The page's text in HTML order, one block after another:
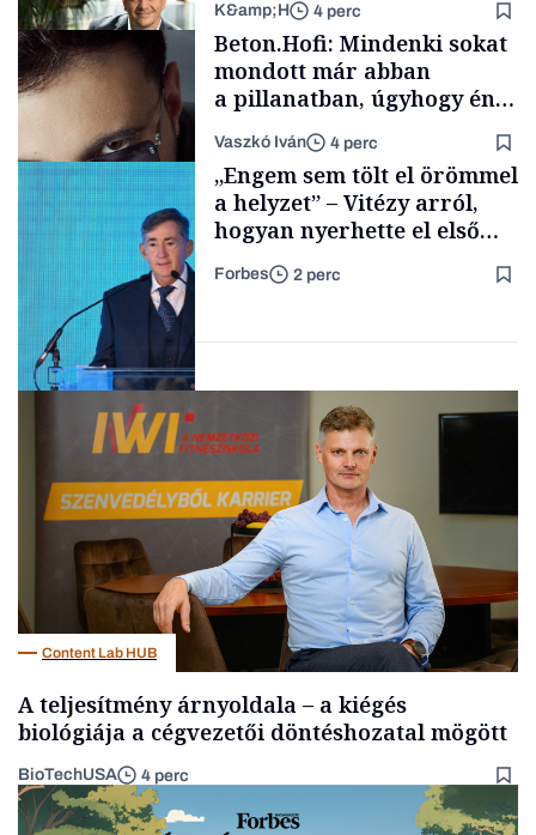
Energia
TÁMOGATÓI
TARTALOM
K&amp;H 4 perc
Forbes-sztori
Beton.Hofi: Mindenki sokat
mondott már abban
a pillanatban, úgyhogy én
a legsarkosabb
gondolataimat akartam
kimondani
Vaszkó Iván 4 perc
Elszámoltatás
„Engem sem tölt el örömmel
a helyzet” – Vitézy arról,
hogyan nyerhette el első
tenderét Mészárosék cége a
Tisza-kormány alatt
Forbes 2 perc
Content Lab HUB
A teljesítmény árnyoldala – a kiégés
biológiája a cégvezetői döntéshozatal mögött
BioTechUSA 4 perc